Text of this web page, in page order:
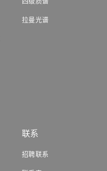
四级质谱
拉曼光谱
联系
招聘联系